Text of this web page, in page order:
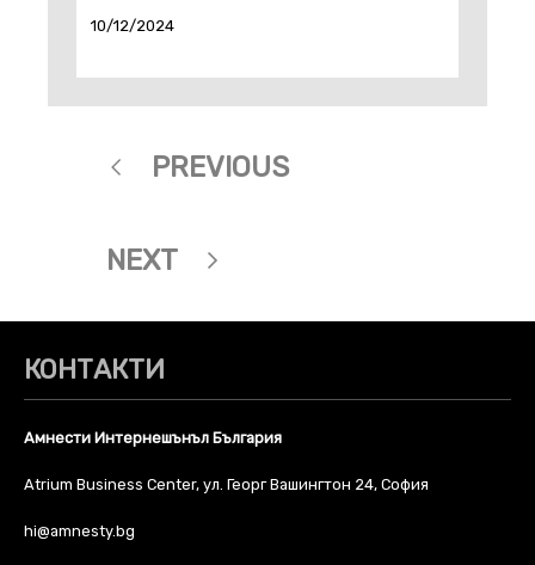
10/12/2024
PREVIOUS
NEXT
КОНТАКТИ
Амнести Интернешънъл България
Atrium Business Center, ул. Георг Вашингтон 24, София
hi@amnesty.bg